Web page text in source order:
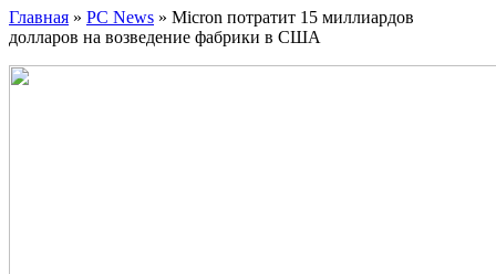
Главная » PC News » Micron потратит 15 миллиардов
долларов на возведение фабрики в США